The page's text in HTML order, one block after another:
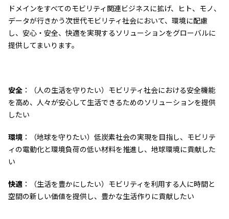
2017年
2016年
2015年
2014年
スペシャリティケミカル事業部
ポリマーグローバルアカウント事業部
エレクトロニクス事業部
先進機能材料事業部
モビリティソリューションズ事業部
ライフ＆ヘルスケア製品事業部
ナガセバイオイノベーションセンター
ナガセアプリケーションワークショップ
NAGASEバイオテック室
ドメインをすべてのモビリティ関連ビジネスに拡げ、ヒト、モノ、
データが行きかう次世代モビリティ社会において、環境に配慮
し、安心・安全、快適を実現するソリューションをグローバルに
提供してまいります。
安全 ：（人の生活を守りたい）モビリティ社会における安全機能
を高め、人々が安心して生活できるためのソリューションを提供
したい
環境 ：（地球を守りたい）低炭素社会の実現を目指し、モビリテ
ィの電動化と環境負荷の低い材料を推進し、地球環境に貢献した
い
快適 ：（生活を豊かにしたい）モビリティを利用する人に時間と
空間の新しい価値を提供し、豊かな生活作りに貢献したい